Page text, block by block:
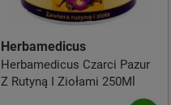
Herbamedicus
Herbamedicus Czarci Pazur
Z Rutyną I Ziołami 250Ml